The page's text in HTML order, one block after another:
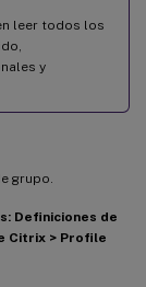
leer todos los
y
grupo.
Definiciones de
Citrix > Profile